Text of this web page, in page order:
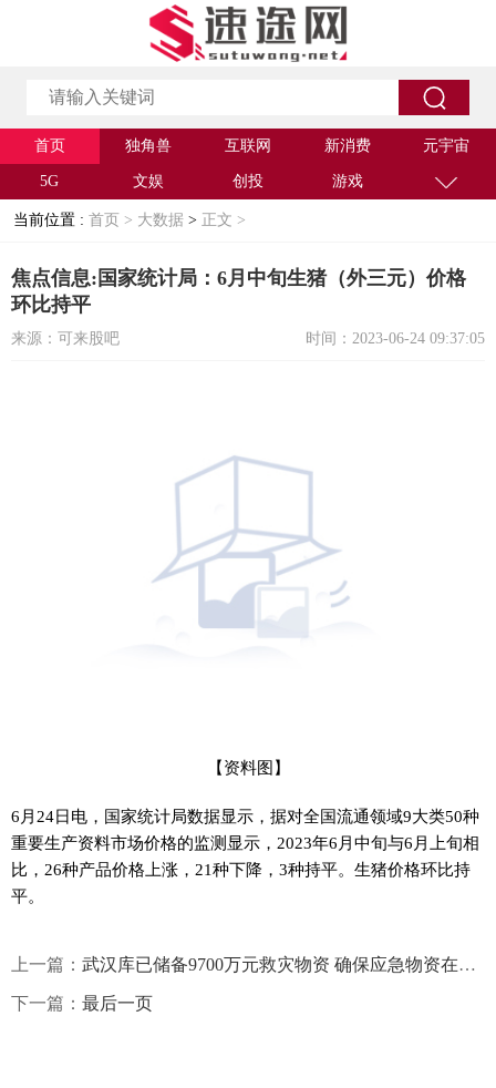
首页 独角兽 互联网 新消费 元宇宙
5G 文娱 创投 游戏
当前位置 : 首页 > 大数据 > 正文 >
焦点信息:国家统计局：6月中旬生猪（外三元）价格
环比持平
来源：可来股吧 时间：2023-06-24 09:37:05
【资料图】
6月24日电，国家统计局数据显示，据对全国流通领域9大类50种
重要生产资料市场价格的监测显示，2023年6月中旬与6月上旬相
比，26种产品价格上涨，21种下降，3种持平。生猪价格环比持
平。
上一篇： 武汉库已储备9700万元救灾物资 确保应急物资在关键时刻发得出用得上 焦点播报
下一篇： 最后一页